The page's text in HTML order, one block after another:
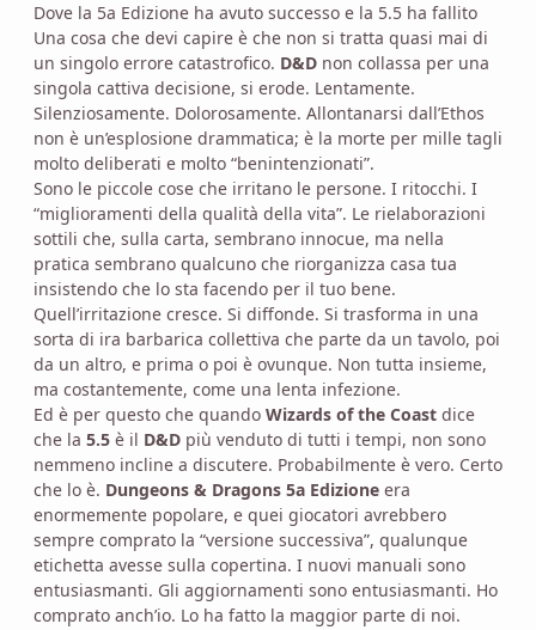
Dove la 5a Edizione ha avuto successo e la 5.5 ha fallito
Una cosa che devi capire è che non si tratta quasi mai di
un singolo errore catastrofico. D&D non collassa per una
singola cattiva decisione, si erode. Lentamente.
Silenziosamente. Dolorosamente. Allontanarsi dall’Ethos
non è un’esplosione drammatica; è la morte per mille tagli
molto deliberati e molto “benintenzionati”.
Sono le piccole cose che irritano le persone. I ritocchi. I
“miglioramenti della qualità della vita”. Le rielaborazioni
sottili che, sulla carta, sembrano innocue, ma nella
pratica sembrano qualcuno che riorganizza casa tua
insistendo che lo sta facendo per il tuo bene.
Quell’irritazione cresce. Si diffonde. Si trasforma in una
sorta di ira barbarica collettiva che parte da un tavolo, poi
da un altro, e prima o poi è ovunque. Non tutta insieme,
ma costantemente, come una lenta infezione.
Ed è per questo che quando Wizards of the Coast dice
che la 5.5 è il D&D più venduto di tutti i tempi, non sono
nemmeno incline a discutere. Probabilmente è vero. Certo
che lo è. Dungeons & Dragons 5a Edizione era
enormemente popolare, e quei giocatori avrebbero
sempre comprato la “versione successiva”, qualunque
etichetta avesse sulla copertina. I nuovi manuali sono
entusiasmanti. Gli aggiornamenti sono entusiasmanti. Ho
comprato anch’io. Lo ha fatto la maggior parte di noi.